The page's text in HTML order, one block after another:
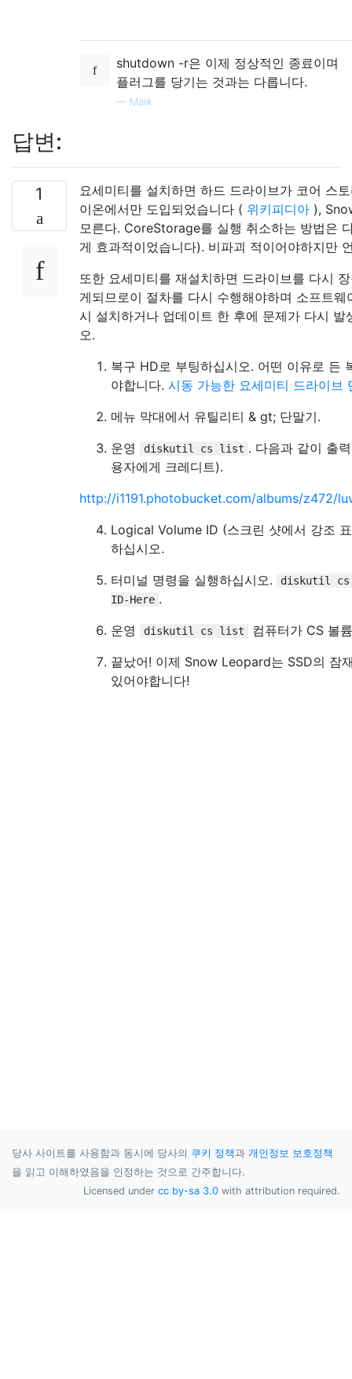
shutdown -r은 이제 정상적인 종료이며
플러그를 당기는 것과는 다릅니다.
— Mark
답변:
1
요세미티를 설치하면 하드 드라이브가 코어 스
이온에서만 도입되었습니다 ( 위키피디아 ),
모른다. CoreStorage를 실행 취소하는 방법은
게 효과적이었습니다). 비파괴 적이어야하지만
또한 요세미티를 재설치하면 드라이브를 다시
게되므로이 절차를 다시 수행해야하며 소프트
시 설치하거나 업데이트 한 후에 문제가 다시
오.
복구 HD로 부팅하십시오. 어떤 이유로 든
야합니다. 시동 가능한 요세미티 드라이브
메뉴 막대에서 유틸리티 & gt; 단말기.
운영
diskutil cs list . 다음과 같이 출
용자에게 크레디트).
http://i1191.photobucket.com/albums/z472/
Logical Volume ID (스크린 샷에서 강조
하십시오.
터미널 명령을 실행하십시오.
diskutil cs
ID-Here .
운영
diskutil cs list
컴퓨터가 CS 볼
끝났어! 이제 Snow Leopard는 SSD의 잠
있어야합니다!
당사 사이트를 사용함과 동시에 당사의 쿠키 정책과 개인정보 보호정책
을 읽고 이해하였음을 인정하는 것으로 간주합니다.
Licensed under cc by-sa 3.0 with attribution required.